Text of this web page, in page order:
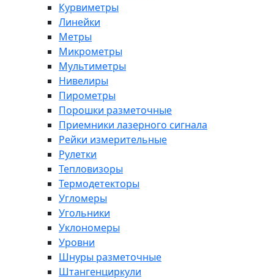
Курвиметры
Линейки
Метры
Микрометры
Мультиметры
Нивелиры
Пирометры
Порошки разметочные
Приемники лазерного сигнала
Рейки измерительные
Рулетки
Тепловизоры
Термодетекторы
Угломеры
Угольники
Уклономеры
Уровни
Шнуры разметочные
Штангенциркули